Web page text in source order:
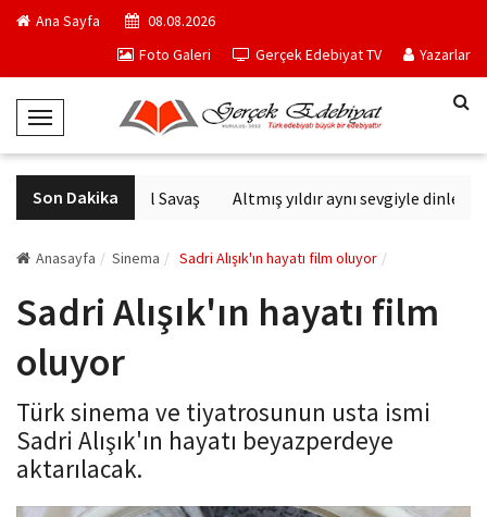
Ana Sayfa
08.08.2026
Foto Galeri
Gerçek Edebiyat TV Yazarlar
T
o
g
g
e
a
i
a
t
i
o
Son Dakika
Altıncı Nesil Savaş Altmış yıldır aynı sevgiyle
Anasayfa Sinema Sadri Alışık'ın hayatı film oluyor
Sadri Alışık'ın hayatı film
oluyor
Türk sinema ve tiyatrosunun usta ismi
Sadri Alışık'ın hayatı beyazperdeye
aktarılacak.